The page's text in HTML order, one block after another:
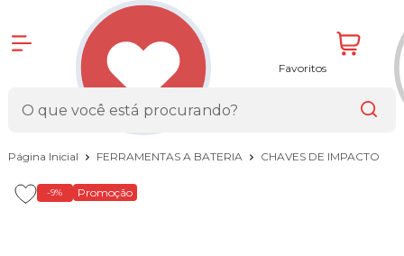
Favoritos
Página Inicial FERRAMENTAS A BATERIA CHAVES DE IMPACTO
-9% Promoção